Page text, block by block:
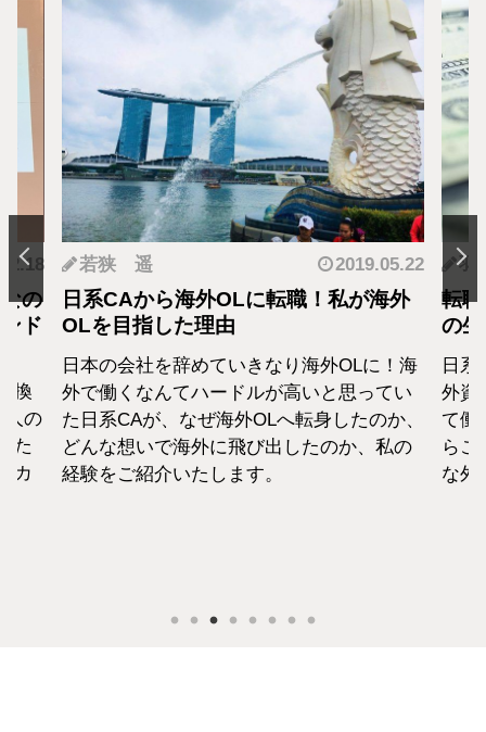
の
ド
換
人の
た
カ
若狭 遥 2019.05.22
日系CAから海外OLに転職！私が海外
OLを目指した理由
日本の会社を辞めていきなり海外OLに！海
外で働くなんてハードルが高いと思ってい
た日系CAが、なぜ海外OLへ転身したのか、
どんな想いで海外に飛び出したのか、私の
経験をご紹介いたします。
羽
転
の
日
外資
て働
らこ
な外